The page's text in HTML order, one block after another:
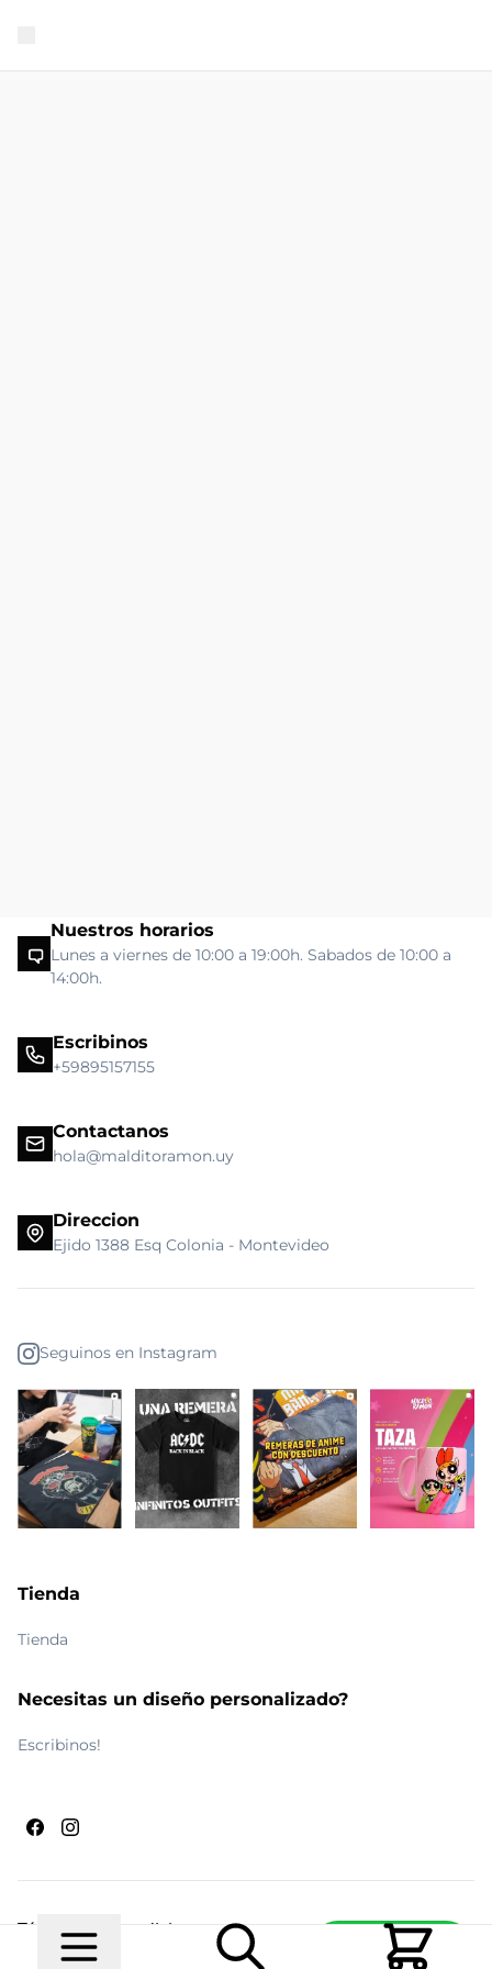
Escribinos
Nuestros horarios
Lunes a viernes de 10:00 a 19:00h. Sabados de 10:00 a
14:00h.
Escribinos
+59895157155
Contactanos
hola@malditoramon.uy
Direccion
Ejido 1388 Esq Colonia - Montevideo
Seguinos en Instagram
Tienda
Tienda
Necesitas un diseño personalizado?
Escribinos!
© 2026 Maldito RamónRealizado por Ecwid de
Términos y condiciones